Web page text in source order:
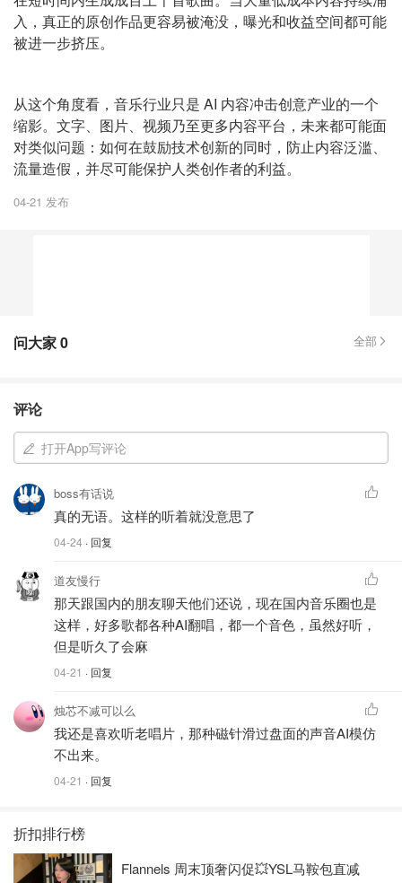
入，真正的原创作品更容易被淹没，曝光和收益空间都可能
被进一步挤压。
从这个角度看，音乐行业只是 AI 内容冲击创意产业的一个
缩影。文字、图片、视频乃至更多内容平台，未来都可能面
对类似问题：如何在鼓励技术创新的同时，防止内容泛滥、
流量造假，并尽可能保护人类创作者的利益。
04-21 发布
问大家0 全部
评论
打开App写评论
boss有话说
真的无语。这样的听着就没意思了
04-24 · 回复
道友慢行
那天跟国内的朋友聊天他们还说，现在国内音乐圈也是
这样，好多歌都各种AI翻唱，都一个音色，虽然好听，
但是听久了会麻
04-21 · 回复
烛芯不减可以么
我还是喜欢听老唱片，那种磁针滑过盘面的声音AI模仿
不出来。
04-21 · 回复
折扣排行榜
Flannels 周末顶奢闪促💥YSL马鞍包直减